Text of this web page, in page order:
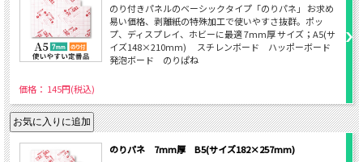
のり付きパネルのベーシックタイプ「のりパネ」 お求め
易い価格、剥離紙の特殊加工で使いやすさ抜群。ポッ
プ、ディスプレイ、ホビーに最適 7mm厚 サイズ；A5(サ
イズ148×210mm) スチレンボード ハッポーボード
発泡ボード のりぱね
価格： 145円(税込)
のりパネ 7mm厚 B5(サイズ182×257mm)